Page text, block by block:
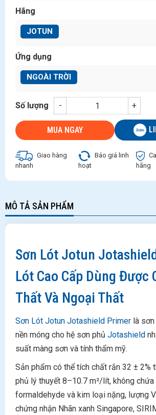
Hãng
JOTUN
Ứng dụng
NGOÀI TRỜI
Số lượng - +
MUA NGAY
Giao hàng
nhanh
Báo giá linh
hoạt
hãng
MÔ TẢ SẢN PHẨM
Sơn Lót Jotun
Lót Cao Cấp Dùng Được
Thất Và Ngoại Thất
Sơn Lót Jotun Jotashield Primer là
nền móng cho hệ sơn phủ Jotashield
suất màng sơn và tính thẩm mỹ.
Sản phẩm có thể tích chất rắn 32 ± 2%
phủ lý thuyết 8–10.7 m²/lít, không chứa
formaldehyde và kim loại nặng, lượng
chứng nhận Nhãn xanh Singapore,